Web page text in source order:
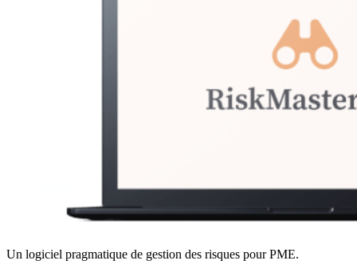
Un logiciel pragmatique de gestion des risques pour PME.